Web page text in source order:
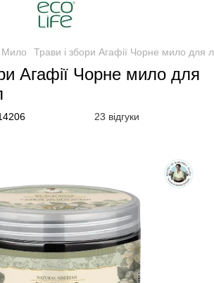
Мило Трави і збори Агафії Чорне мило для
Агафії Чорне мило для
23 відгуки